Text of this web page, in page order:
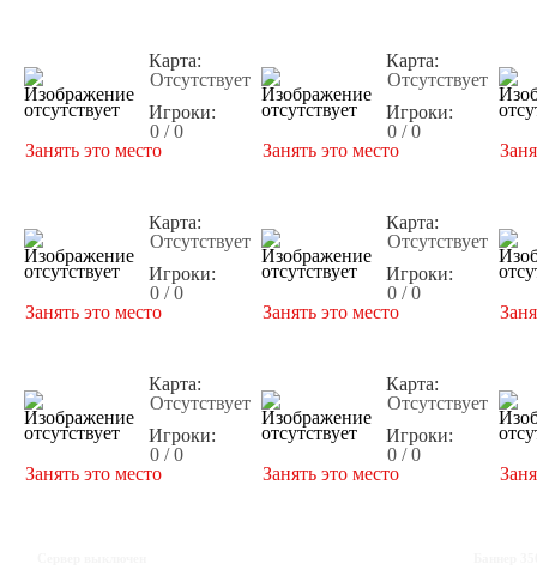
Карта:
Отсутствует
Игроки:
0 / 0
Занять это место
Карта:
Отсутствует
Игроки:
0 / 0
Занять это место
Карта:
Отсутствует
Игроки:
0 / 0
Занять это место
Карта:
Отсутствует
Игроки:
0 / 0
Занять это место
Карта:
Отсутствует
Игроки:
0 / 0
Занять это место
Карта:
Отсутствует
Игроки:
0 / 0
Занять это место